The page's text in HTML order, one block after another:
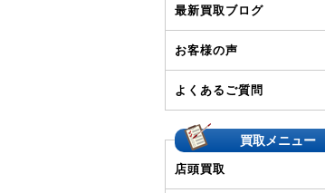
最新買取ブログ
お客様の声
よくあるご質問
買取メニュー
店頭買取